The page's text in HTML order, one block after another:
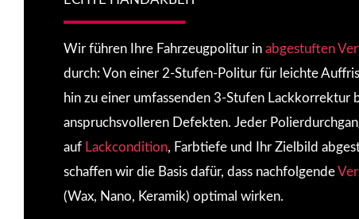
Wir führen Ihre Fahrzeugpolitur in abgestuften
durch: Von einer 2-Stufen-Politur für leichte
hin zu einer umfassenden 3-Stufen Lackkorrektur
anspruchsvolleren Defekten. Jeder
auf Lackcondition, Farbtiefe und Ihr Zielbild
schaffen wir die Basis dafür, dass nachfolgende
(Wax, Nano, Keramik) optimal wirken.